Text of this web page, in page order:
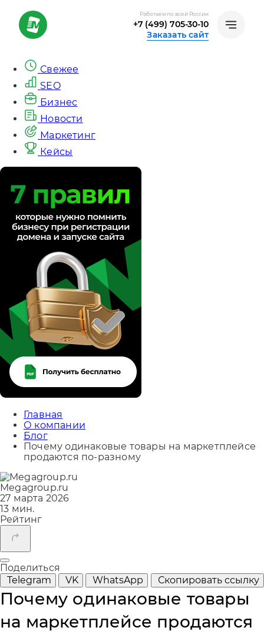
Работаем по всей России
+7 (499) 705-30-10
Заказать сайт
Свежее
SEO
Бизнес
Новости
Маркетинг
Кейсы
Главная
О компании
Блог
Почему одинаковые товары на маркетплейсе
продаются по-разному
Megagroup.ru
27 марта 2026
13 мин.
Рейтинг
Поделиться
Telegram
VK WhatsApp Скопировать ссылку
Почему одинаковые товары
на маркетплейсе продаются